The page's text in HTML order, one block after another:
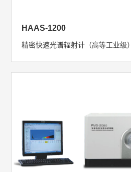
HAAS-1200
精密快速光谱辐射计（高等工业级）